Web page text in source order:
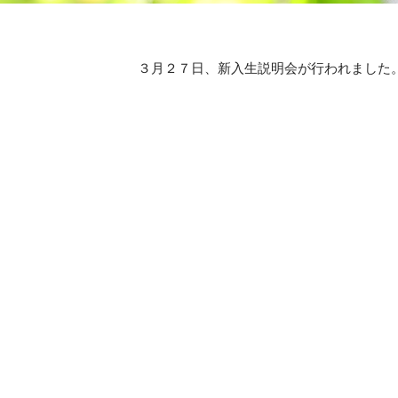
３月２７日、新入生説明会が行われました